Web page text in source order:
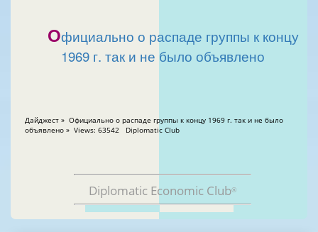
Официально о распаде группы к концу
1969 г. так и не было объявлено
Дайджест » Официально о распаде группы к концу 1969 г. так и не было
объявлено » Views: 63542 Diplomatic Club
Diplomatic Economic Club®